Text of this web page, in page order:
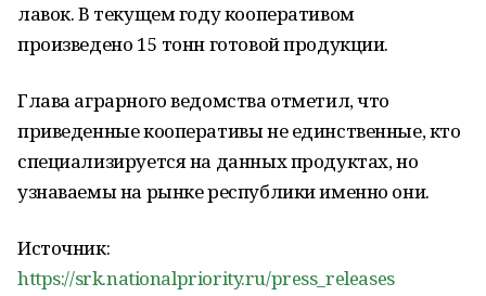
лавок. В текущем году кооперативом
произведено 15 тонн готовой продукции.
Глава аграрного ведомства отметил, что
приведенные кооперативы не единственные, кто
специализируется на данных продуктах, но
узнаваемы на рынке республики именно они.
Источник:
https://srk.nationalpriority.ru/press_releases